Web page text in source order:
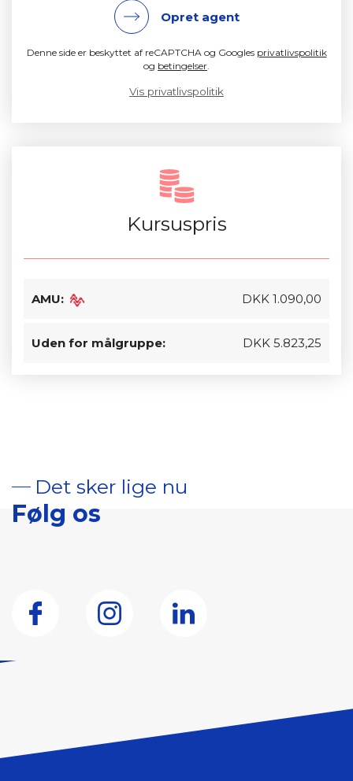
Opret agent
Denne side er beskyttet af reCAPTCHA og Googles privatlivspolitik
og betingelser.
Vis privatlivspolitik
Kursuspris
AMU: DKK 1.090,00
Uden for målgruppe: DKK 5.823,25
Det sker lige nu
Følg os